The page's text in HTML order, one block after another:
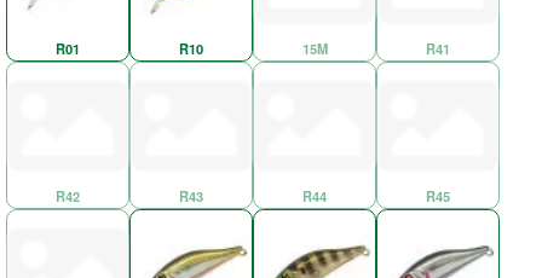
R01 R10 15M R41
R42 R43 R44 R45